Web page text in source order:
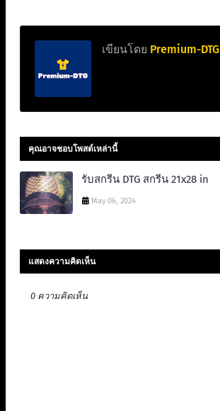
เขียนโดย Premium-DTG
คุณอาจชอบโพสต์เหล่านี้
รับสกรีน DTG สกรีน 21x28 in
May 06, 2024
แสดงความคิดเห็น
0 ความคิดเห็น